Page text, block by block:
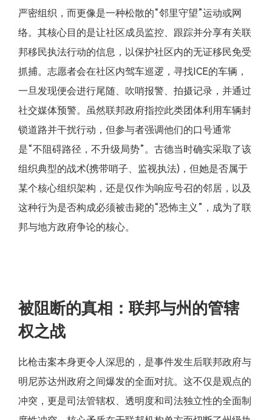
严密组织，而更像是一种松散的“邻里守望”运动或网
络。其核心目的是让社区成员监控、跟踪并分享有关联
邦移民执法行动的信息，以保护社区内的无证移民免受
抓捕。志愿者会在社区内驾车巡逻，寻找ICE的车辆，
一旦发现便会进行尾随、吹哨报警、拍摄记录，并通过
社交媒体预警。虽然联邦政府指控此类团体利用车辆封
锁道路并干扰行动，但参与者强调他们的口号通常
是“不阻碍路径，不升级局势”。古德当时确实采取了该
组织典型的战术(携带哨子、监视执法)，但她是否属于
某个核心组织架构，还是仅作为响应号召的邻居，以及
这种行为是否构成必须被击毙的“恐怖主义”，成为了联
邦与地方政府争论的核心。
被阻断的真相：联邦与州的管辖
权之战
比枪击案本身更令人深思的，是事件发生后联邦政府与
明尼苏达州政府之间爆发的全面对抗。这不仅是观点的
冲突，更是司法管辖权、透明度和司法独立性的全面制